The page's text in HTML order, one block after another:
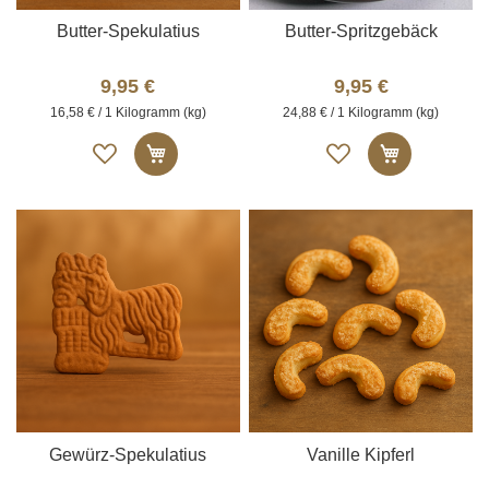
Butter-Spekulatius
9,95 €
16,58 € / 1 Kilogramm (kg)
Auf
die
In den Warenkorb
Butter-Spritzgebäck
9,95 €
24,88 € / 1 Kilogramm (kg)
Auf
die
In den
Gewürz-Spekulatius Vanille Kipferl